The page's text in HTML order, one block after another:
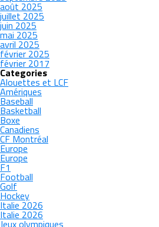
août 2025
juillet 2025
juin 2025
mai 2025
avril 2025
février 2025
février 2017
Categories
Alouettes et LCF
Amériques
Baseball
Basketball
Boxe
Canadiens
CF Montréal
Europe
Europe
F1
Football
Golf
Hockey
Italie 2026
Italie 2026
Jeux olympiques